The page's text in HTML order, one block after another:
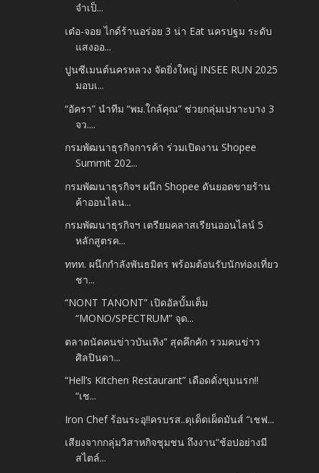
จำเป็...
เต๋อ-จอย ไกด์ร้านอร่อย 3 น่า Eat นครปฐม ระดับ
แสงออ...
ปูนซีเมนต์นครหลวง จัดยิ่งใหญ่ INSEE RUN 2025
มอบเ...
“อัครา” นำทีม “พม.ใกล้คุณ” ช่วยกลุ่มเปราะบาง 3
จว....
กรมพัฒนาธุรกิจการค้า ร่วมเปิดงาน Shopee
Summit 202...
กรมพัฒนาธุรกิจฯ ผนึก Shopee ดันยอดขายร้าน
ค้าออนไลน...
กรมพัฒนาธุรกิจฯ เตรียมคลาสเรียนออนไลน์ 5
หลักสูตรค...
ททท. ผนึกกำลังพันธมิตร พร้อมต้อนรับนักท่องเที่ยว
ชา...
“NONT TANONT” เปิดอัลบั้มเต็ม
“MONO/SPECTRUM” จุด...
ตลาดนัดคนข่าวบันเทิง” สุดคึกคัก รวมคนข่าว
ศิลปินดา...
“Hell’s Kitchen Restaurant” เดือดดั่งขุมนรก!!
“เช...
Iron Chef ร้อนระอุ!!ครบรส..ดุเด็ดเผ็ดมันส์ “เชฟ...
เสียงจากกลุ่มวิสาหกิจชุมชน ถึงงาน“ช้อปอย่างมี
สไตล์...